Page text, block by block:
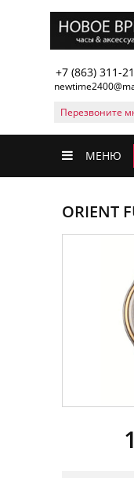
+7 (863) 311-
Перезвоните
МЕНЮ
ORIENT